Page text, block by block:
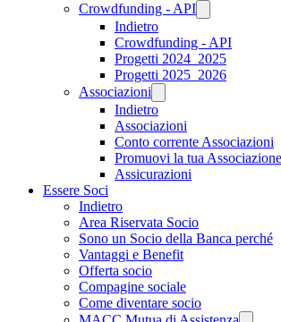
Crowdfunding - API
Indietro
Crowdfunding - API
Progetti 2024_2025
Progetti 2025_2026
Associazioni
Indietro
Associazioni
Conto corrente Associazioni
Promuovi la tua Associazione
Assicurazioni
Essere Soci
Indietro
Area Riservata Socio
Sono un Socio della Banca perché
Vantaggi e Benefit
Offerta socio
Compagine sociale
Come diventare socio